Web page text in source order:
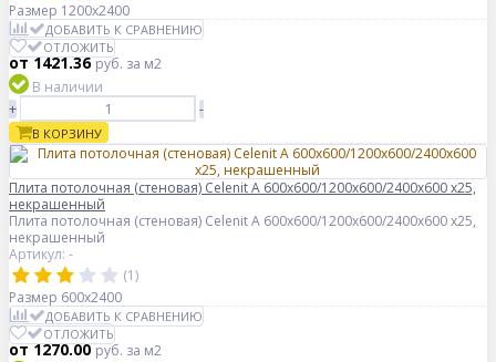
Размер 1200x2400
ДОБАВИТЬ К СРАВНЕНИЮ
ОТЛОЖИТЬ
от 1421.36руб. за м2
В наличии
+
-
В КОРЗИНУ
Плита потолочная (стеновая) Celenit A 600x600/1200x600/2400x600 x25,
некрашенный
Плита потолочная (стеновая) Celenit A 600x600/1200x600/2400x600 x25,
некрашенный
Артикул: -
(1)
Размер 600x2400
ДОБАВИТЬ К СРАВНЕНИЮ
ОТЛОЖИТЬ
от 1270.00руб. за м2